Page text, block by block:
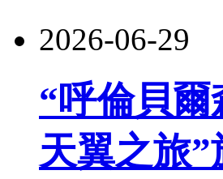
2026-06-29
“呼倫貝爾
天翼之旅